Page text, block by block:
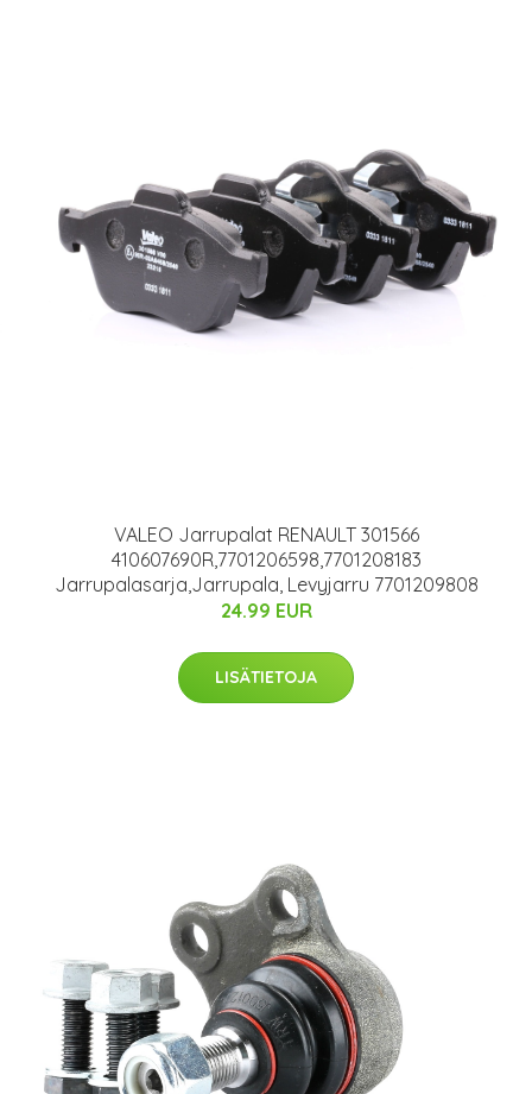
VALEO Jarrupalat RENAULT 301566
410607690R,7701206598,7701208183
Jarrupalasarja,Jarrupala, Levyjarru 7701209808
24.99 EUR
LISÄTIETOJA